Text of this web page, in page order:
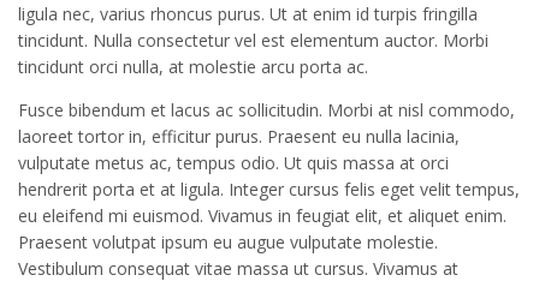
ligula nec, varius rhoncus purus. Ut at enim id turpis fringilla
tincidunt. Nulla consectetur vel est elementum auctor. Morbi
tincidunt orci nulla, at molestie arcu porta ac.
Fusce bibendum et lacus ac sollicitudin. Morbi at nisl commodo,
laoreet tortor in, efficitur purus. Praesent eu nulla lacinia,
vulputate metus ac, tempus odio. Ut quis massa at orci
hendrerit porta et at ligula. Integer cursus felis eget velit tempus,
eu eleifend mi euismod. Vivamus in feugiat elit, et aliquet enim.
Praesent volutpat ipsum eu augue vulputate molestie.
Vestibulum consequat vitae massa ut cursus. Vivamus at